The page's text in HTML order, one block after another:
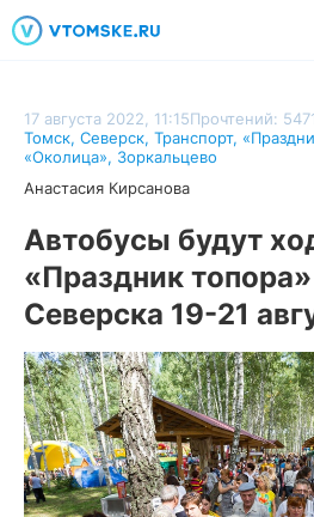
17 августа 2022, 11:15Прочтений: 5471
Томск, Северск, Транспорт,
«Околица», Зоркальцево
Анастасия Кирсанова
Автобусы будут
«Праздник
Северска 19-21